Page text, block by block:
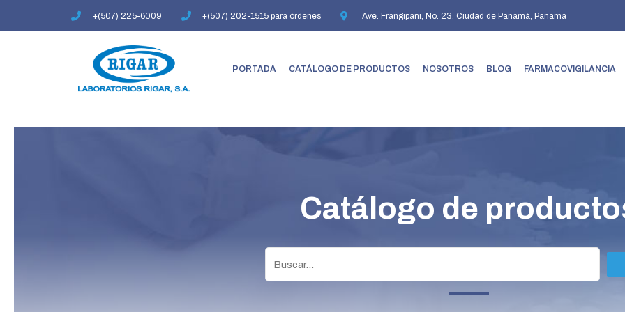
+(507) 225-6009 +(507) 202-1515 para órdenes Ave. Frangipani, No. 23, Ciudad de Panamá, Panamá
PORTADA CATÁLOGO DE PRODUCTOS NOSOTROS BLOG FARMACOVIGILANCIA
Catálogo de